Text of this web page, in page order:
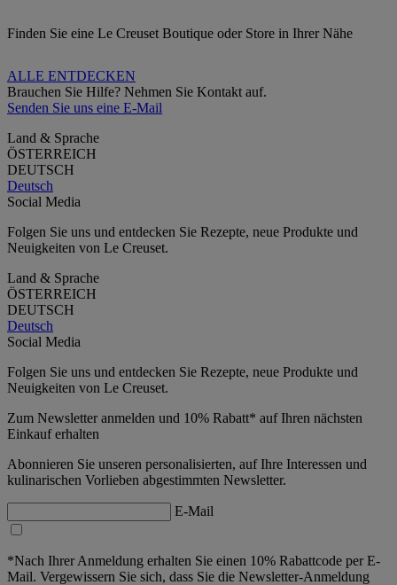
Finden Sie eine Le Creuset Boutique oder Store in Ihrer Nähe
ALLE ENTDECKEN
Brauchen Sie Hilfe? Nehmen Sie Kontakt auf.
Senden Sie uns eine E-Mail
Land & Sprache
ÖSTERREICH
DEUTSCH
Deutsch
Social Media
Folgen Sie uns und entdecken Sie Rezepte, neue Produkte und
Neuigkeiten von Le Creuset.
Land & Sprache
ÖSTERREICH
DEUTSCH
Deutsch
Social Media
Folgen Sie uns und entdecken Sie Rezepte, neue Produkte und
Neuigkeiten von Le Creuset.
Zum Newsletter anmelden und 10% Rabatt* auf Ihren nächsten
Einkauf erhalten
Abonnieren Sie unseren personalisierten, auf Ihre Interessen und
kulinarischen Vorlieben abgestimmten Newsletter.
E-Mail
*Nach Ihrer Anmeldung erhalten Sie einen 10% Rabattcode per E-
Mail. Vergewissern Sie sich, dass Sie die Newsletter-Anmeldung